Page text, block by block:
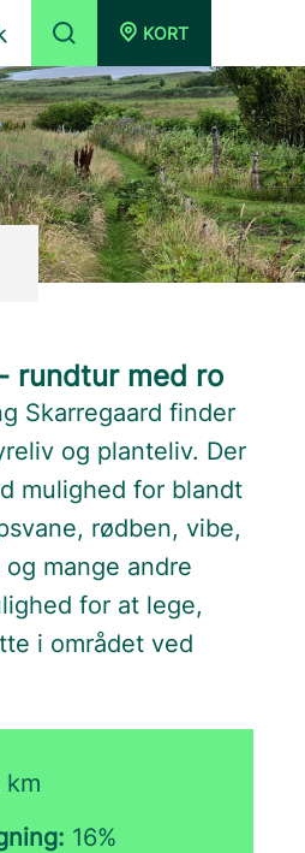
KORT
rundtur med ro
Skarregaard finder
og planteliv. Der
mulighed for blandt
rødben, vibe,
mange andre
for at lege,
i området ved
km
16%